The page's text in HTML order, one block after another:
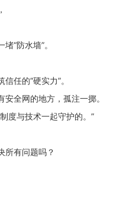
“防水墙”。
任的“硬实力”。
全网的地方，孤注一掷。
度与技术一起守护的。”
所有问题吗？